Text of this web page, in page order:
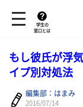
学生の
窓口とは
もし彼氏が浮
イプ別対処法
編集部：はまみ
2016/07/14